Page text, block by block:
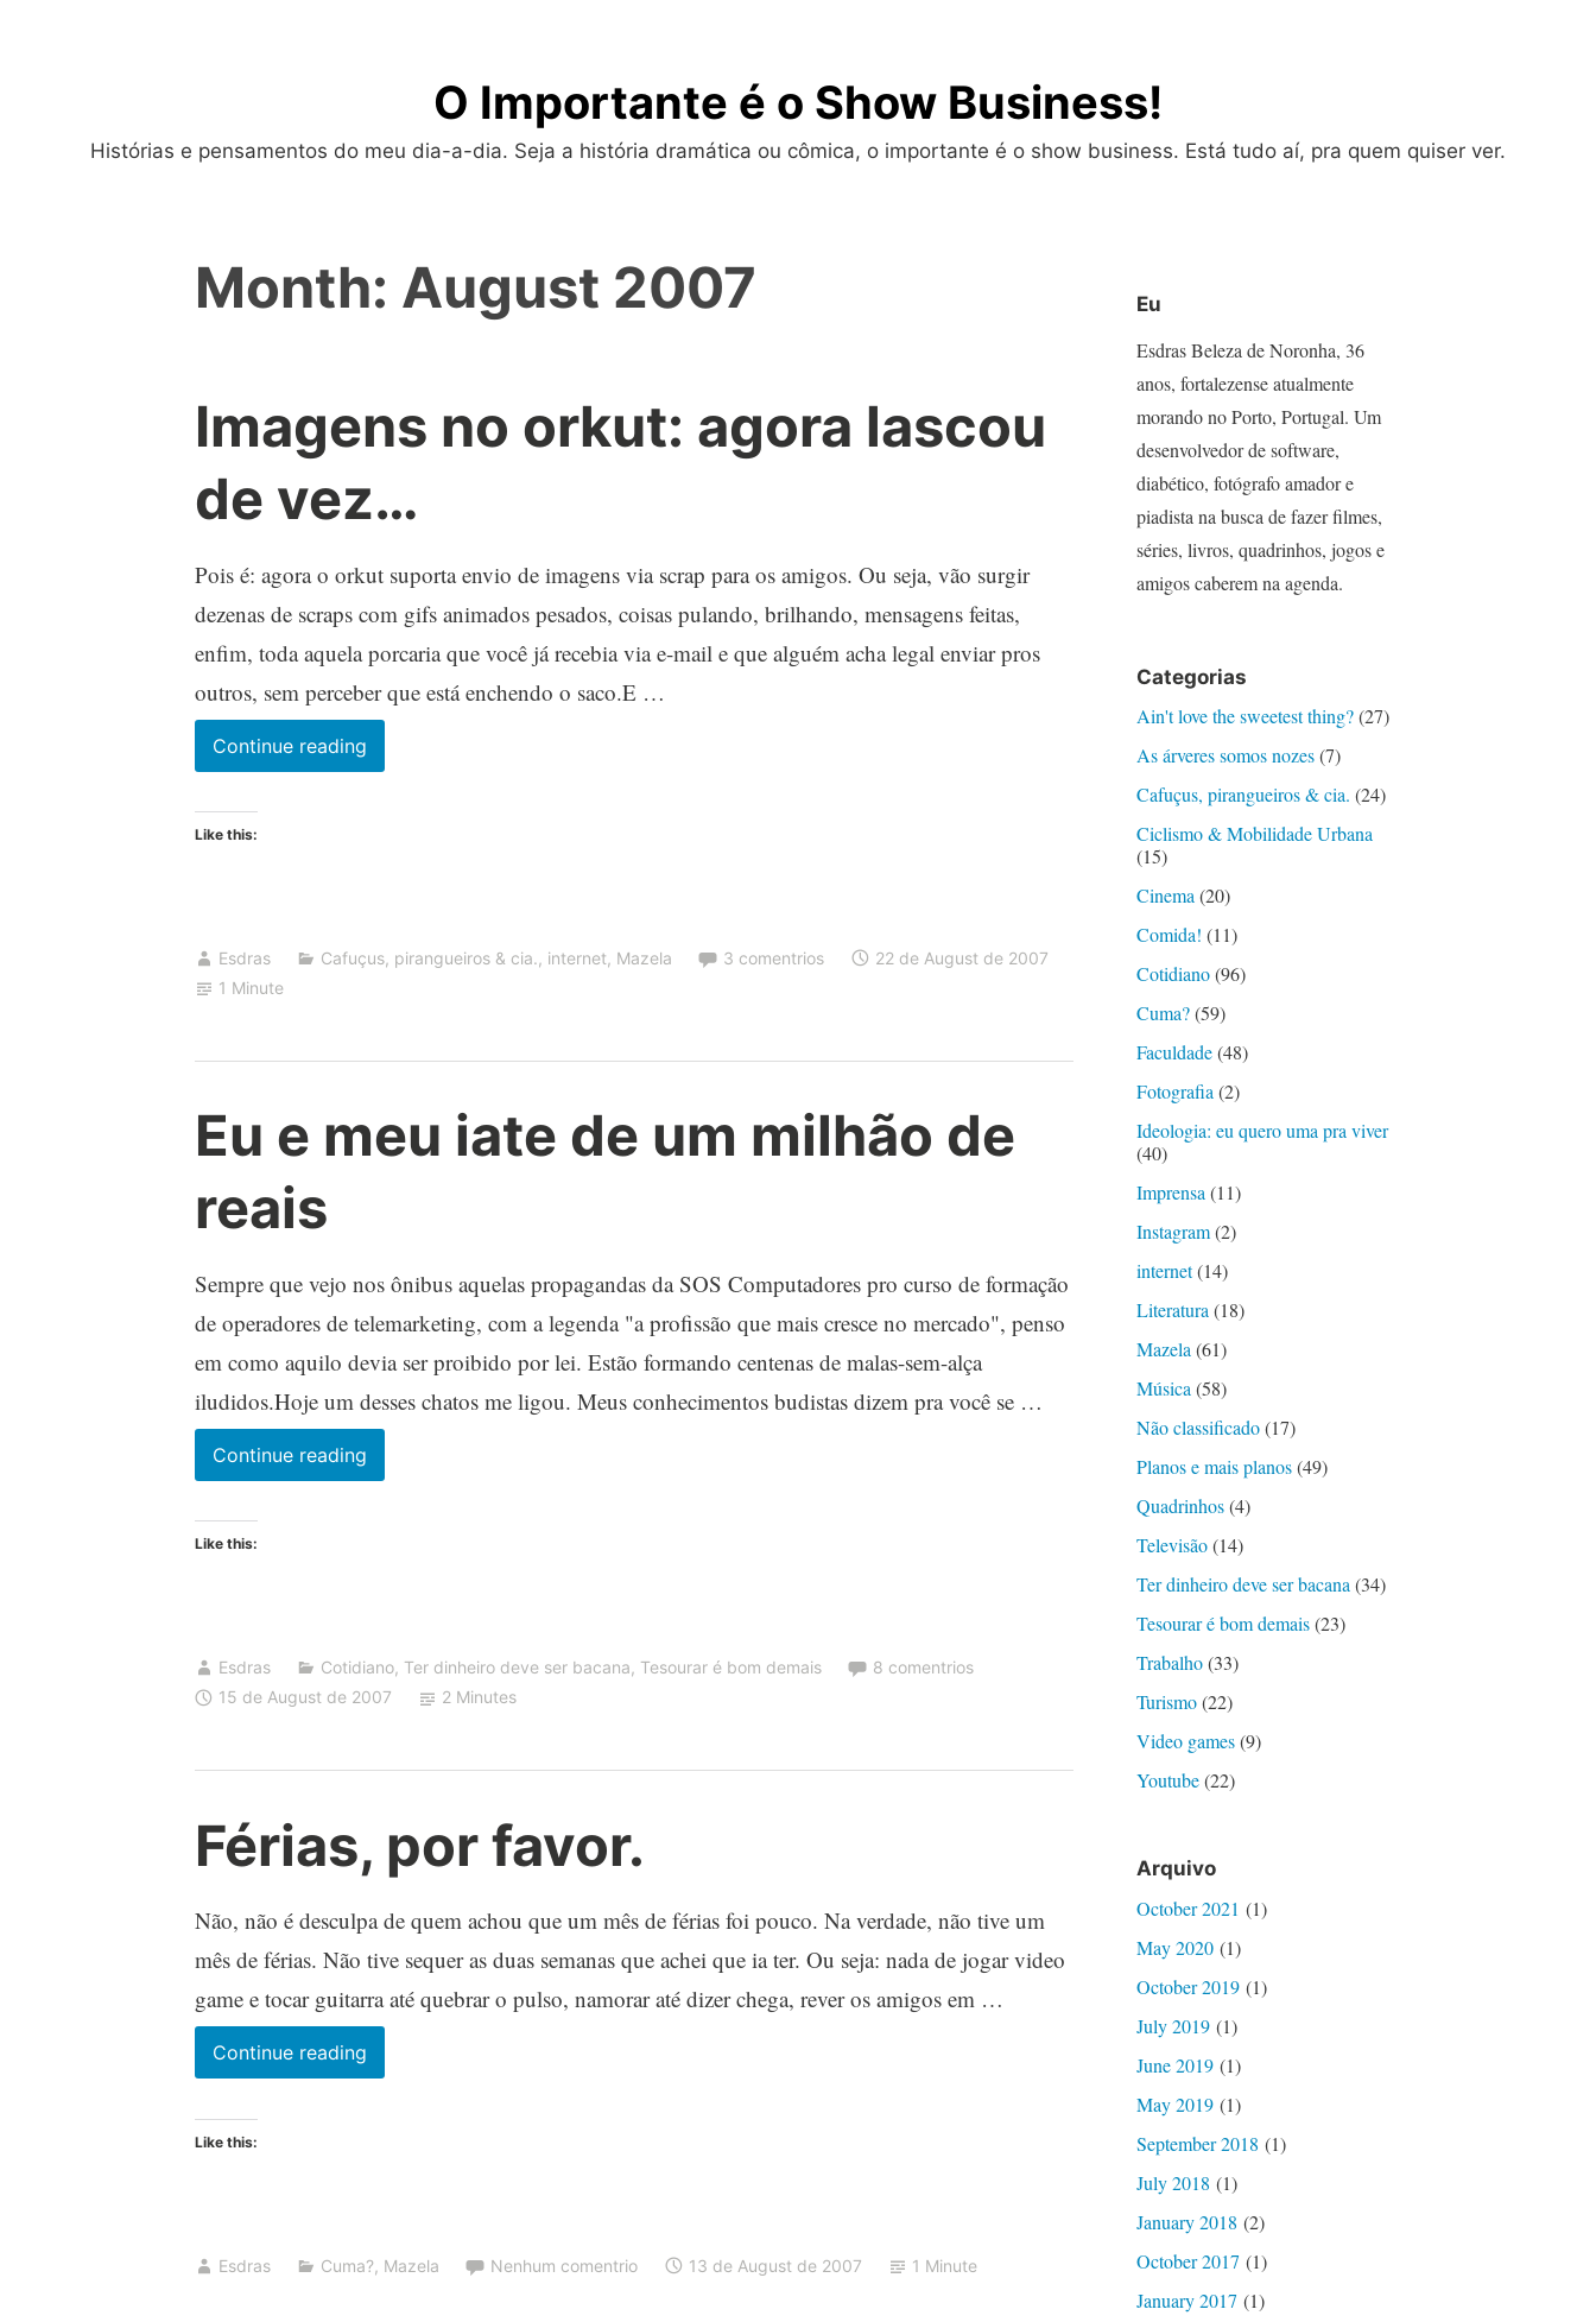
O Importante é o Show Business!
Histórias e pensamentos do meu dia-a-dia. Seja a história dramática ou cômica, o importante é o show business. Está tudo aí, pra quem quiser ver.
Month: August 2007
Imagens no orkut: agora lascou
de vez…
Pois é: agora o orkut suporta envio de imagens via scrap para os amigos. Ou seja, vão surgir
dezenas de scraps com gifs animados pesados, coisas pulando, brilhando, mensagens feitas,
enfim, toda aquela porcaria que você já recebia via e-mail e que alguém acha legal enviar pros
outros, sem perceber que está enchendo o saco.E …
Continue readingImagens
no
Like this:
Esdras Cafuçus, pirangueiros & cia., internet, Mazela 3 comentrios
22 de August de 2007
1 Minute
Eu e meu iate de um milhão de
reais
Sempre que vejo nos ônibus aquelas propagandas da SOS Computadores pro curso de formação
de operadores de telemarketing, com a legenda "a profissão que mais cresce no mercado", penso
em como aquilo devia ser proibido por lei. Estão formando centenas de malas-sem-alça
iludidos.Hoje um desses chatos me ligou. Meus conhecimentos budistas dizem pra você se …
Continue readingEu
e
de
Like this:
Esdras Cotidiano, Ter dinheiro deve ser bacana, Tesourar é bom demais
8 comentrios
15 de August de 2007
2 Minutes
Férias, por favor.
Não, não é desculpa de quem achou que um mês de férias foi pouco. Na verdade, não tive um
mês de férias. Não tive sequer as duas semanas que achei que ia ter. Ou seja: nada de jogar video
game e tocar guitarra até quebrar o pulso, namorar até dizer chega, rever os amigos em …
Continue readingFérias,
por
Like this:
Esdras Cuma?, Mazela Nenhum comentrio 13 de August de 2007 1 Minute
Eu
Esdras Beleza de Noronha, 36
anos, fortalezense atualmente
morando no Porto, Portugal. Um
desenvolvedor de software,
diabético, fotógrafo amador e
piadista na busca de fazer filmes,
séries, livros, quadrinhos, jogos e
amigos caberem na agenda.
Categorias
Ain't love the sweetest thing?(27)
As árveres somos nozes(7)
Cafuçus, pirangueiros & cia. (24)
Ciclismo & Mobilidade Urbana
(15)
Cinema(20)
Comida! (11)
Cotidiano(96)
Cuma?(59)
Faculdade(48)
Fotografia(2)
Ideologia: eu quero uma pra viver
(40)
Imprensa(11)
Instagram(2)
internet(14)
Literatura(18)
Mazela(61)
Música(58)
Não classificado(17)
Planos e mais planos(49)
Quadrinhos(4)
Televisão(14)
Ter dinheiro deve ser bacana(34)
Tesourar é bom demais(23)
Trabalho(33)
Turismo(22)
Video games(9)
Youtube(22)
Arquivo
October 2021 (1)
May 2020(1)
October 2019(1)
July 2019(1)
June 2019(1)
May 2019(1)
September 2018 (1)
July 2018 (1)
January 2018 (2)
October 2017 (1)
January 2017 (1)